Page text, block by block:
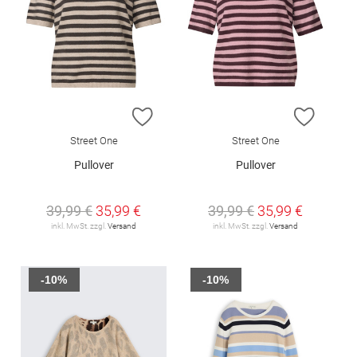
ZUR WUNSCHLISTE HINZUFÜGEN
Street One
Pullover
39,99 € 35,99 €
inkl. MwSt. zzgl. Versand
ZUR
Street One
Pullover
39,99 € 35,99 €
inkl. MwSt. zzgl. Versand
-10% -10%